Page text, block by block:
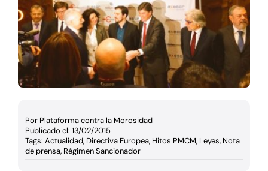
Agenda
Prensa
Por Plataforma contra la Morosidad
Publicado el: 13/02/2015
Tags: Actualidad, Directiva Europea, Hitos PMCM, Leyes, Nota
de prensa, Régimen Sancionador